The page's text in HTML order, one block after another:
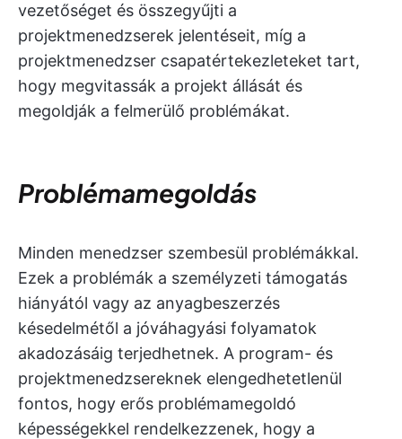
vezetőséget és összegyűjti a
projektmenedzserek jelentéseit, míg a
projektmenedzser csapatértekezleteket tart,
hogy megvitassák a projekt állását és
megoldják a felmerülő problémákat.
Problémamegoldás
Minden menedzser szembesül problémákkal.
Ezek a problémák a személyzeti támogatás
hiányától vagy az anyagbeszerzés
késedelmétől a jóváhagyási folyamatok
akadozásáig terjedhetnek. A program- és
projektmenedzsereknek elengedhetetlenül
fontos, hogy erős problémamegoldó
képességekkel rendelkezzenek, hogy a